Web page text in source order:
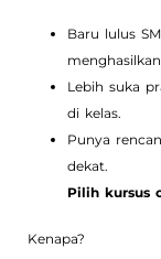
Baru lulus
Lebih suka
di kelas.
Punya
dekat.
Pilih kursus
Kenapa?